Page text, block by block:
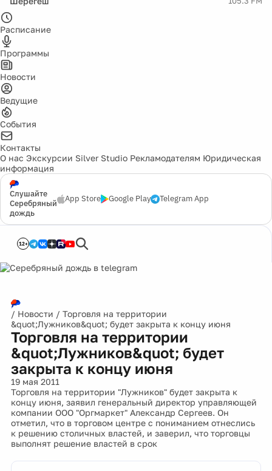
Расписание
Программы
Новости
Ведущие
События
Контакты
О нас Экскурсии Silver Studio Рекламодателям Юридическая
информация
Слушайте
Серебряный
дождь
App Store Google Play Telegram App
12+
/ Новости / Торговля на территории
&quot;Лужников&quot; будет закрыта к концу июня
Торговля на территории
&quot;Лужников&quot; будет
закрыта к концу июня
19 мая 2011
Торговля на территории "Лужников" будет закрыта к
концу июня, заявил генеральный директор управляющей
компании ООО "Оргмаркет" Александр Сергеев. Он
отметил, что в торговом центре с пониманием отнеслись
к решению столичных властей, и заверил, что торговцы
выполнят решение властей в срок